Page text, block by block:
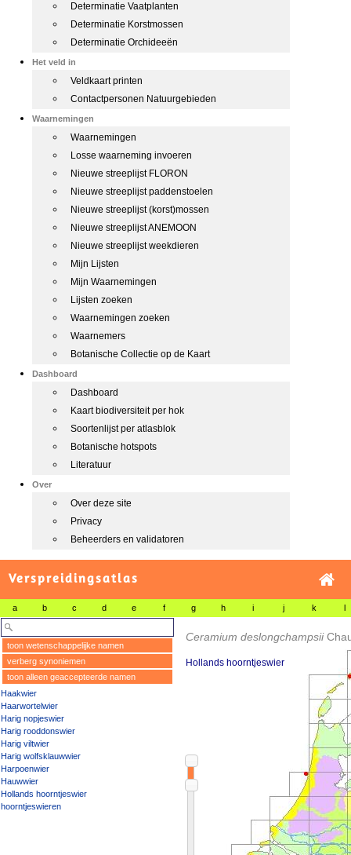
Determinatie Vaatplanten
Determinatie Korstmossen
Determinatie Orchideeën
Het veld in
Veldkaart printen
Contactpersonen Natuurgebieden
Waarnemingen
Waarnemingen
Losse waarneming invoeren
Nieuwe streeplijst FLORON
Nieuwe streeplijst paddenstoelen
Nieuwe streeplijst (korst)mossen
Nieuwe streeplijst ANEMOON
Nieuwe streeplijst weekdieren
Mijn Lijsten
Mijn Waarnemingen
Lijsten zoeken
Waarnemingen zoeken
Waarnemers
Botanische Collectie op de Kaart
Dashboard
Dashboard
Kaart biodiversiteit per hok
Soortenlijst per atlasblok
Botanische hotspots
Literatuur
Over
Over deze site
Privacy
Beheerders en validatoren
Verspreidingsatlas
a b c d e f g h i j k l
toon wetenschappelijke namen
verberg synoniemen
toon alleen geaccepteerde namen
Haakwier
Haarwortelwier
Harig nopjeswier
Harig rooddonswier
Harig viltwier
Harig wolfsklauwwier
Harpoenwier
Hauwwier
Hollands hoorntjeswier
hoorntjeswieren
Ceramium deslongchampsii
Hollands hoorntjeswier